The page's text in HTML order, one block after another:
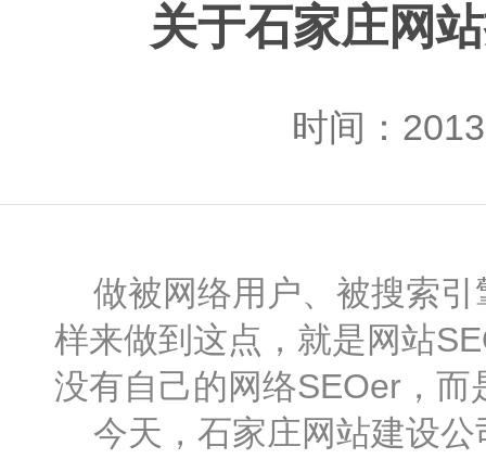
关于石家庄网
时间：
做被网络用户、被搜索引
样来做到这点，就是网站
没有自己的网络SEOer，
今天，石家庄网站建设公